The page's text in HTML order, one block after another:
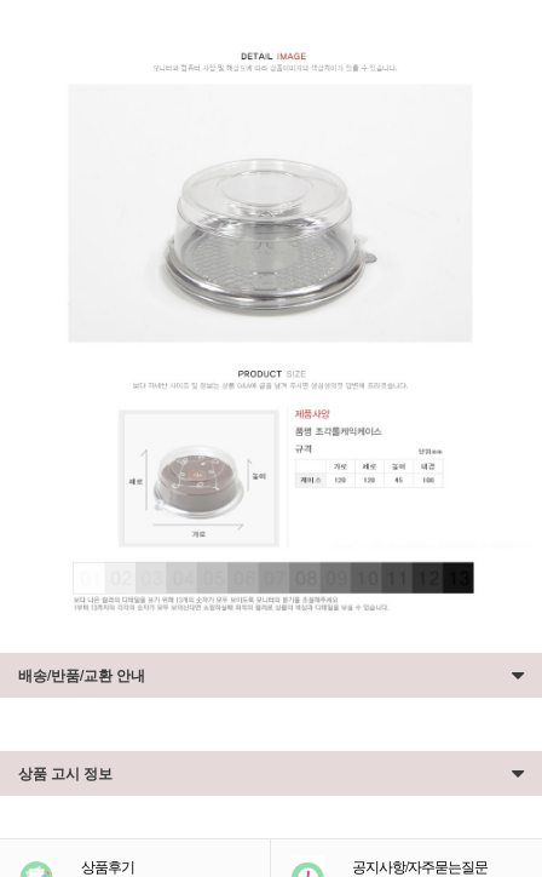
배송/반품/교환 안내
상품 고시 정보
상품후기 공지사항/자주묻는질문